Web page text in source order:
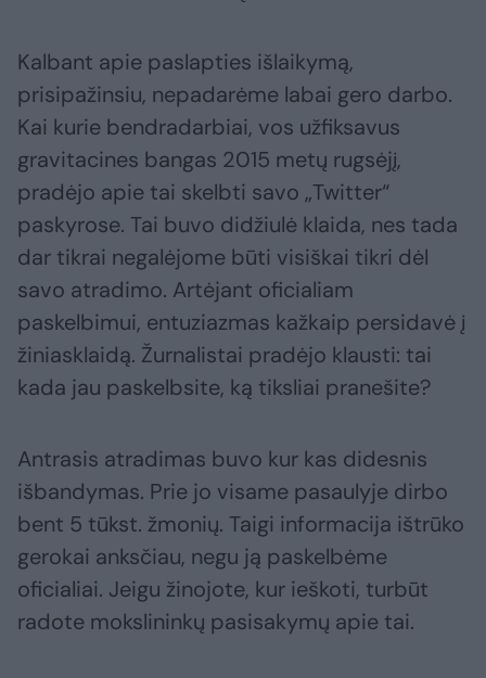
Kalbant apie paslapties išlaikymą,
prisipažinsiu, nepadarėme labai gero darbo.
Kai kurie bendradarbiai, vos užfiksavus
gravitacines bangas 2015 metų rugsėjį,
pradėjo apie tai skelbti savo „Twitter“
paskyrose. Tai buvo didžiulė klaida, nes tada
dar tikrai negalėjome būti visiškai tikri dėl
savo atradimo. Artėjant oficialiam
paskelbimui, entuziazmas kažkaip persidavė į
žiniasklaidą. Žurnalistai pradėjo klausti: tai
kada jau paskelbsite, ką tiksliai pranešite?
Antrasis atradimas buvo kur kas didesnis
išbandymas. Prie jo visame pasaulyje dirbo
bent 5 tūkst. žmonių. Taigi informacija ištrūko
gerokai anksčiau, negu ją paskelbėme
oficialiai. Jeigu žinojote, kur ieškoti, turbūt
radote mokslininkų pasisakymų apie tai.